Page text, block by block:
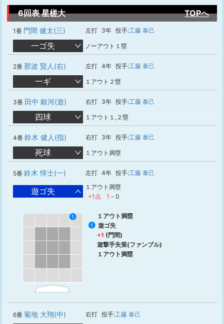
6回表 星槎大 TOPへ
1番 門間 健太(三) 左打 3年 投手:工藤 泰己
一ゴ失 ノーアウト１塁
2番 那波 賢人(右) 左打 4年 投手:工藤 泰己
一ギ １アウト２塁
3番 田中 銀河(遊) 右打 3年 投手:工藤 泰己
四球 １アウト１,２塁
4番 鈴木 健人(指) 右打 3年 投手:工藤 泰己
死球 １アウト満塁
5番 鈴木 惇士(一) 左打 4年 投手:工藤 泰己
遊ゴ失
１アウト満塁
+1点
1 - 0
1 １アウト満塁
1
遊ゴ失
+1 (門間)
遊撃手失策(ファンブル)
１アウト満塁
6番 菊地 大翔(中) 右打 投手:工藤 泰己